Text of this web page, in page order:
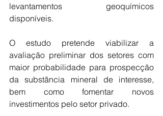
levantamentos geoquímicos
disponíveis.
O estudo pretende viabilizar a
avaliação preliminar dos setores com
maior probabilidade para prospecção
da substância mineral de interesse,
bem como fomentar novos
investimentos pelo setor privado.